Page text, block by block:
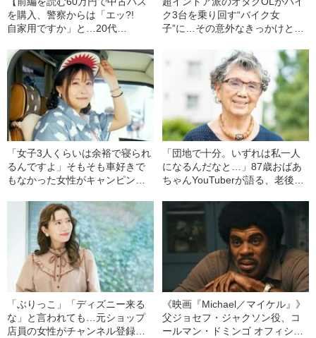
を購入、警察からは「エッ?!
自家用ですか」と…20代
に入れるまでの壮絶な道のり
ク3台を乗り回す“バイク女
子”に…その意外なきっかけと
「女子3人くらいは余裕で寝られ
るんですよ」そもそも車好きで
もなかった女性がキャンピング
った“意外なきっかけ”
「団地で十分。いずれは私一人
になるんだなと…」87歳おばあ
ちゃんYouTuberが語る、老後ひ
「ぶりっこ」「ディズニー来る
な」と言われても…元ショップ
店員の女性がチャンネル登録者
《映画『Michael／マイケル』》
父ジョセフ・ジャクソン役、コ
ールマン・ドミンゴ オフィシャ